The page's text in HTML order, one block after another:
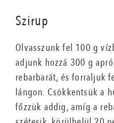
Szirup
Olvasszunk fel 100 g
adjunk hozzá 300 g
rebarbarát, és forraljuk
lángon. Csökkentsük a
főzzük addig, amíg a